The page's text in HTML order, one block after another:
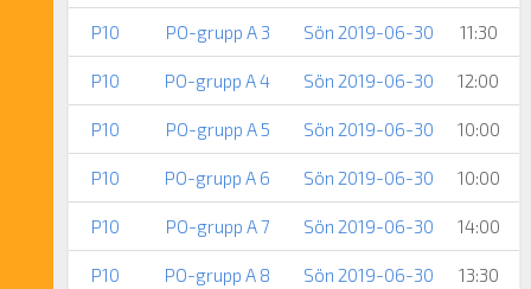
P10 PO-grupp A 3 Sön 2019-06-30 11:30
P10 PO-grupp A 4 Sön 2019-06-30 12:00
P10 PO-grupp A 5 Sön 2019-06-30 10:00
P10 PO-grupp A 6 Sön 2019-06-30 10:00
P10 PO-grupp A 7 Sön 2019-06-30 14:00
P10 PO-grupp A 8 Sön 2019-06-30 13:30